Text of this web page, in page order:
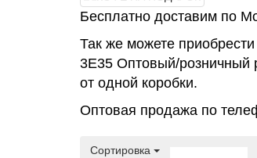
Бесплатно доставим по
Так же можете
3Е35 Оптовый/розничный
от одной коробки.
Оптовая продажа по
Сортировка